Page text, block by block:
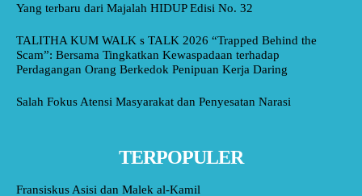
Yang terbaru dari Majalah HIDUP Edisi No. 32
TALITHA KUM WALK s TALK 2026 “Trapped Behind the
Scam”: Bersama Tingkatkan Kewaspadaan terhadap
Perdagangan Orang Berkedok Penipuan Kerja Daring
Salah Fokus Atensi Masyarakat dan Penyesatan Narasi
TERPOPULER
Fransiskus Asisi dan Malek al-Kamil